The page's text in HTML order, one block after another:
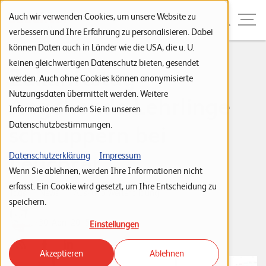
Auch wir verwenden Cookies, um unsere Website zu
verbessern und Ihre Erfahrung zu personalisieren. Dabei
können Daten auch in Länder wie die USA, die u. U.
keinen gleichwertigen Datenschutz bieten, gesendet
werden. Auch ohne Cookies können anonymisierte
Nutzungsdaten übermittelt werden. Weitere
Informationen finden Sie in unseren
Datenschutzbestimmungen.
Datenschutzerklärung
Impressum
Wenn Sie ablehnen, werden Ihre Informationen nicht
erfasst. Ein Cookie wird gesetzt, um Ihre Entscheidung zu
speichern.
Einstellungen
Akzeptieren Ablehnen
Zur Navigation
Zur Suche
Zum Inhalt
Menu
S
t
a
e
i
P
Zukunftstag -
Angehende Lehrlinge
schnuppern bei
Leuchter
Tags: News
Aus- und Weiterbildung